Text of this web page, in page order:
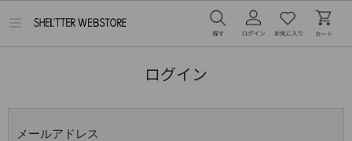
メ
ログイン
メールアドレス